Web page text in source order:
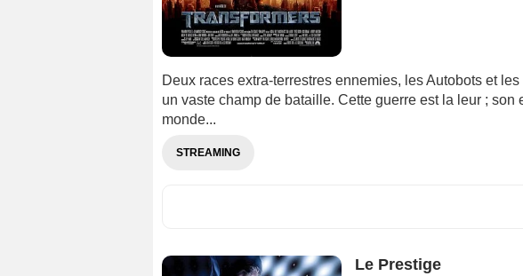
Deux races extra-terrestres ennemies, les Autobots et
un vaste champ de bataille. Cette guerre est la leur ; son
monde...
STREAMING
Le Prestige